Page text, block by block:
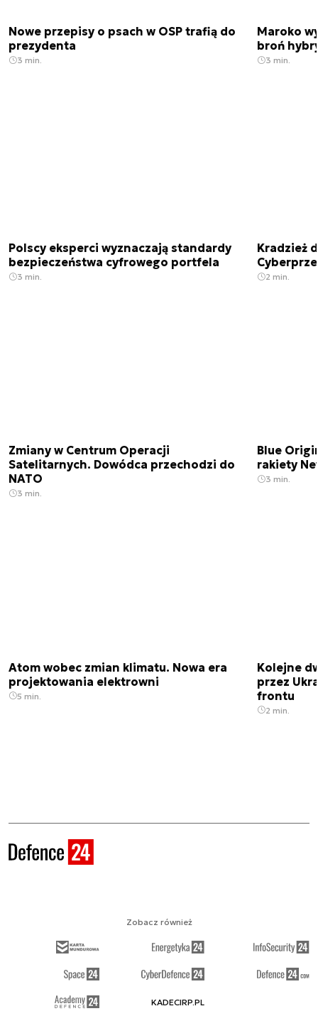
Nowe przepisy o psach w OSP trafią do
prezydenta
3 min.
Maroko
broń
3 min.
Polscy eksperci wyznaczają standardy
bezpieczeństwa cyfrowego portfela
3 min.
Kradzież
2 min.
Zmiany w Centrum Operacji
Satelitarnych. Dowódca przechodzi do
NATO
3 min.
Blue
rakiety
3 min.
Atom wobec zmian klimatu. Nowa era
projektowania elektrowni
5 min.
Kolejne
przez
frontu
2 min.
Zobacz również
KADECIRP.PL